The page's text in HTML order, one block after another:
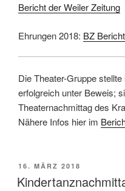
Bericht der Weiler Zeitung
Ehrungen 2018: BZ
Die Theater-Gruppe
erfolgreich unter Beweis;
Theaternachmittag des
Nähere Infos hier im
VERÖFFENTLICHT
AM
16. MÄRZ 2018